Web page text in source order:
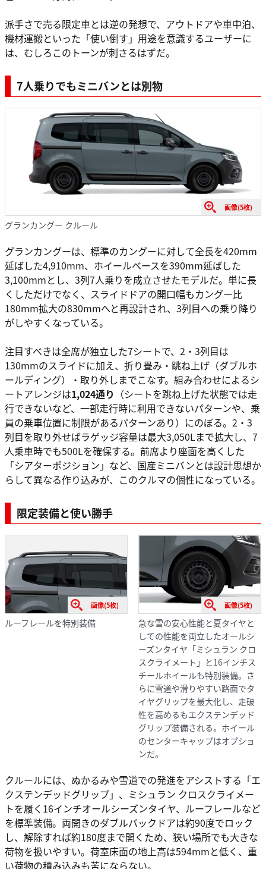
派手さで売る限定車とは逆の発想で、アウトドアや車中泊、
機材運搬といった「使い倒す」用途を意識するユーザーに
は、むしろこのトーンが刺さるはずだ。
7人乗りでもミニバンとは別物
画像(5枚)
グランカングー クルール
グランカングーは、標準のカングーに対して全長を420mm
延ばした4,910mm、ホイールベースを390mm延ばした
3,100mmとし、3列7人乗りを成立させたモデルだ。単に長
くしただけでなく、スライドドアの開口幅もカングー比
180mm拡大の830mmへと再設計され、3列目への乗り降り
がしやすくなっている。
注目すべきは全席が独立した7シートで、2・3列目は
130mmのスライドに加え、折り畳み・跳ね上げ（ダブルホ
ールディング）・取り外しまでこなす。組み合わせによるシ
ートアレンジは1,024通り （シートを跳ね上げた状態では走
行できないなど、一部走行時に利用できないパターンや、乗
員の乗車位置に制限があるパターンあり）にのぼる。2・3
列目を取り外せばラゲッジ容量は最大3,050Lまで拡大し、7
人乗車時でも500Lを確保する。前席より座面を高くした
「シアターポジション」など、国産ミニバンとは設計思想か
らして異なる作り込みが、このクルマの個性になっている。
限定装備と使い勝手
画像(5枚)
ルーフレールを特別装備
画像(5枚)
急な雪の安心性能と夏タイヤと
しての性能を両立したオールシ
ーズンタイヤ「ミシュラン クロ
スクライメート」と16インチス
チールホイールも特別装備。さ
らに雪道や滑りやすい路面でタ
イヤグリップを最大化し、走破
性を高めるもエクステンデッド
グリップ装備される。ホイール
のセンターキャップはオプショ
ンだ。
クルールには、ぬかるみや雪道での発進をアシストする「エ
クステンデッドグリップ」、ミシュラン クロスクライメー
トを履く16インチオールシーズンタイヤ、ルーフレールなど
を標準装備。両開きのダブルバックドアは約90度でロック
し、解除すれば約180度まで開くため、狭い場所でも大きな
荷物を扱いやすい。荷室床面の地上高は594mmと低く、重
い荷物の積み込みも苦にならない。